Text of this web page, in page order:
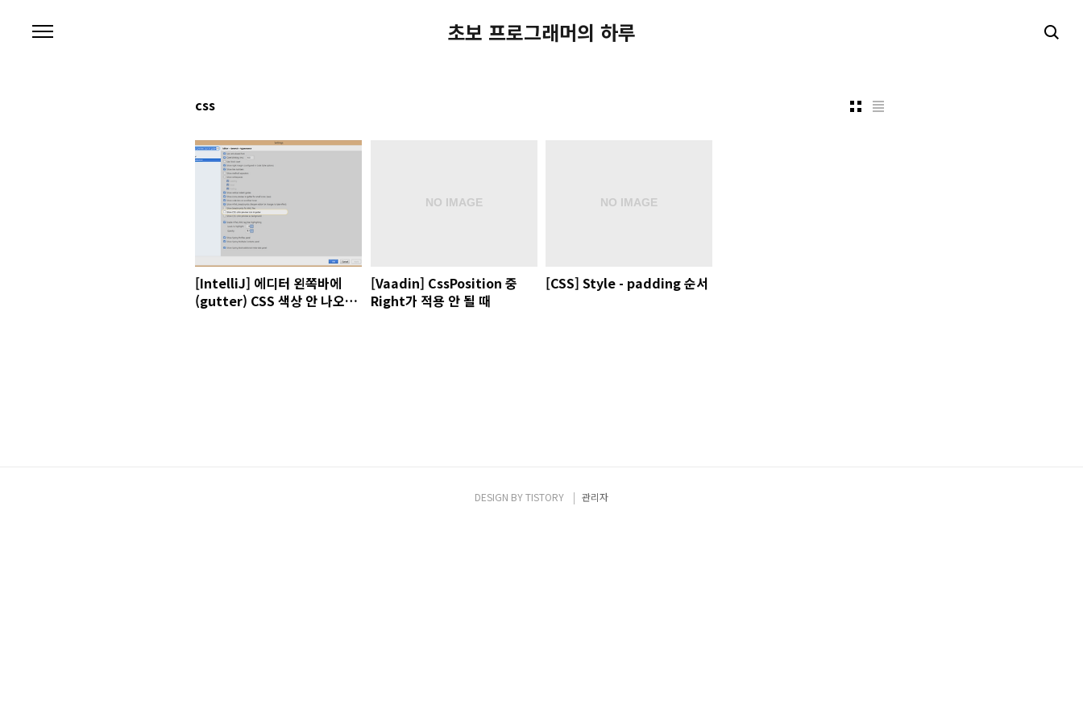
초보 프로그래머의 하루
css
[IntelliJ] 에디터 왼쪽바에
(gutter) CSS 색상 안 나오게
[Vaadin] CssPosition 중
Right가 적용 안 될 때
[CSS] Style - padding 순서
DESIGN BYTISTORY 관리자